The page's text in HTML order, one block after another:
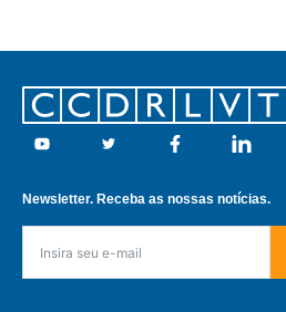
Footer
Youtube Twitter Facebook Linkedin
Newsletter. Receba as nossas notícias.